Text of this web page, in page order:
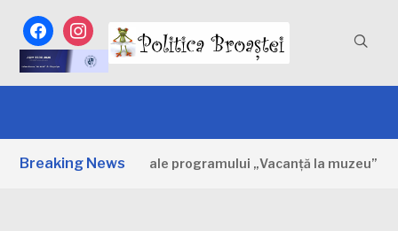
facebookinstagram
Breaking News
Primele zile ale programului „Vacanță la muzeu” 3 ZILE